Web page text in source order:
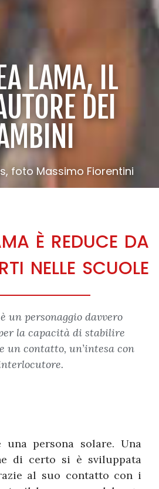
LAMA, IL
DEI
foto Massimo Fiorentini
È REDUCE DA
NELLE SCUOLE
un personaggio davvero
la capacità di stabilire
un contatto, un’intesa con
una persona solare. Una
di certo si è sviluppata
al suo contatto con i